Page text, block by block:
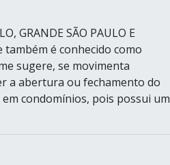
GRANDE SÃO PAULO E
também é conhecido como
sugere, se movimenta
a abertura ou fechamento do
condomínios, pois possui um